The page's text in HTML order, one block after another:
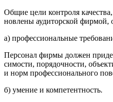
Общие цели контроля
новлены аудиторской
а) профессиональные
Персонал фирмы должен
симости, порядочности,
и норм профессионального
б) умение и компетентность.